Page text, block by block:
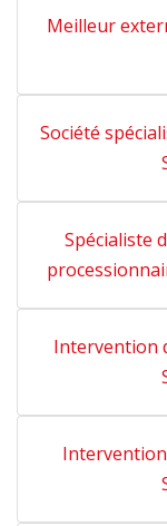
Meilleur
Société
Spécialiste
Intervention